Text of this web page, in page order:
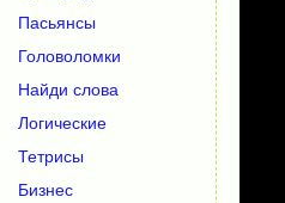
Пасьянсы
Головоломки
Найди слова
Логические
Тетрисы
Бизнес